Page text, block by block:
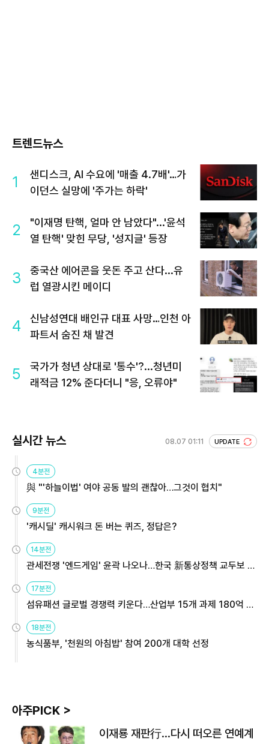
트렌드뉴스
1
샌디스크, AI 수요에 '매출 4.7배'…가
이던스 실망에 '주가는 하락'
2
"이재명 탄핵, 얼마 안 남았다"...'윤석
열 탄핵' 맞힌 무당, '성지글' 등장
3
중국산 에어콘을 웃돈 주고 산다...유
럽 열광시킨 메이디
4
신남성연대 배인규 대표 사망…인천 아
파트서 숨진 채 발견
5
국가가 청년 상대로 '통수'?...청년미
래적금 12% 준다더니 "응, 오류야"
실시간 뉴스 08.07 01:11 UPDATE
4분전
與 "'하늘이법' 여야 공동 발의 괜찮아…그것이 협치"
9분전
'캐시딜' 캐시워크 돈 버는 퀴즈, 정답은?
14분전
관세전쟁 '엔드게임' 윤곽 나오나…한국 新통상정책 교두보 활
17분전
섬유패션 글로벌 경쟁력 키운다…산업부 15개 과제 180억 지
18분전
농식품부, '천원의 아침밥' 참여 200개 대학 선정
아주PICK >
이재룡 재판行…다시 떠오른 연예계